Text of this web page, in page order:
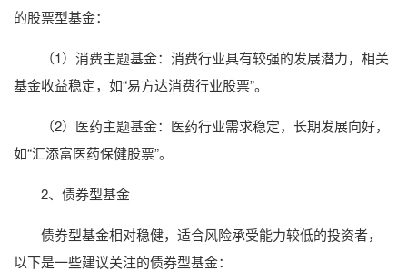
的股票型基金：
（1）消费主题基金：消费行业具有较强的发展潜力，相关
基金收益稳定，如“易方达消费行业股票”。
（2）医药主题基金：医药行业需求稳定，长期发展向好，
如“汇添富医药保健股票”。
2、债券型基金
债券型基金相对稳健，适合风险承受能力较低的投资者，
以下是一些建议关注的债券型基金：